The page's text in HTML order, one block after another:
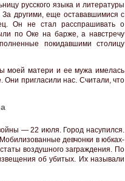
русского языка и литературы
другими, еще остававшимися с
Он не стал расспрашивать о
по Оке на барже, а навстречу
покидавшими столицу
моей матери и ее мужа имелась
Они пригласили нас. Считали, что
— 22 июля. Город насупился.
девчонки в юбках-
воздушного заграждения. По
об убитых. Их называли